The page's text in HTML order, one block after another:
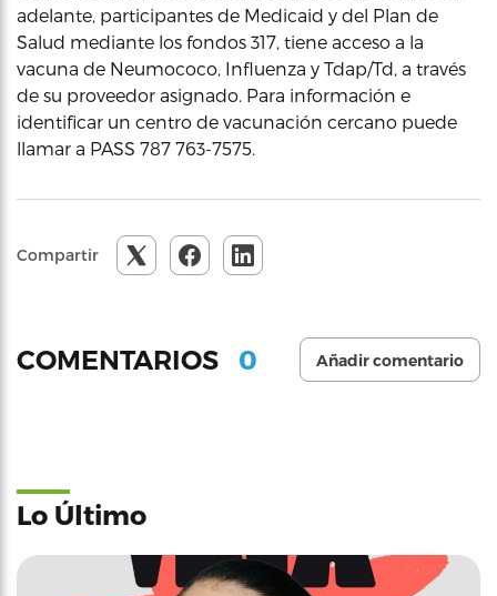
adelante, participantes de Medicaid y del Plan de
Salud mediante los fondos 317, tiene acceso a la
vacuna de Neumococo, Influenza y Tdap/Td, a través
de su proveedor asignado. Para información e
identificar un centro de vacunación cercano puede
llamar a PASS 787 763-7575.
Compartir
COMENTARIOS 0 Añadir comentario
Lo Último